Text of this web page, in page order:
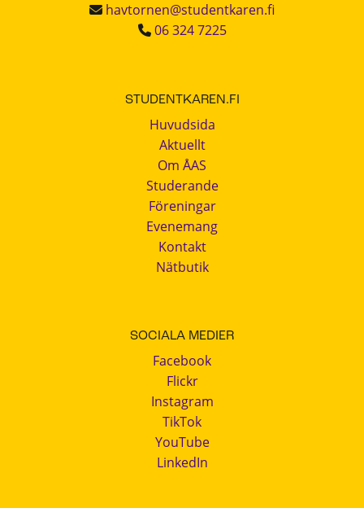
havtornen@studentkaren.fi
06 324 7225
STUDENTKAREN.FI
Huvudsida
Aktuellt
Om ÅAS
Studerande
Föreningar
Evenemang
Kontakt
Nätbutik
SOCIALA MEDIER
Facebook
Flickr
Instagram
TikTok
YouTube
LinkedIn